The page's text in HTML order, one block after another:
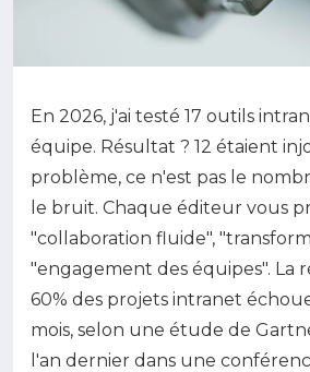
En 2026, j'ai testé 17 outils
équipe. Résultat ? 12 étaient
problème, ce n'est pas le
le bruit. Chaque éditeur vous
"collaboration fluide",
"engagement des équipes". La
60% des projets intranet
mois, selon une étude de
l'an dernier dans une